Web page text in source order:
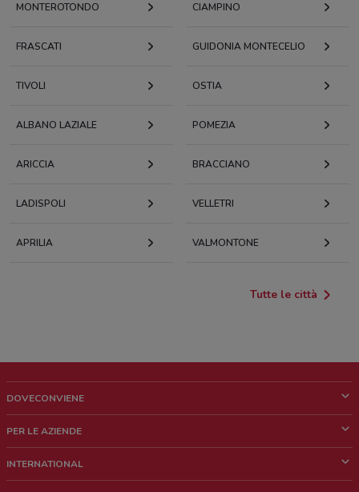
MONTEROTONDO CIAMPINO
FRASCATI GUIDONIA MONTECELIO
TIVOLI OSTIA
ALBANO LAZIALE POMEZIA
ARICCIA BRACCIANO
LADISPOLI VELLETRI
APRILIA VALMONTONE
Tutte le città
DOVECONVIENE
Chi siamo
PER LE AZIENDE
Richieste commerciali e marketing
INTERNATIONAL